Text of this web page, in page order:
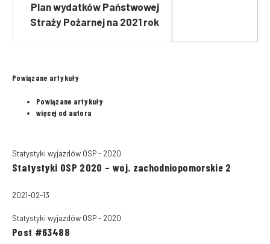
Plan wydatków Państwowej
Straży Pożarnej na 2021 rok
Powiązane artykuły
Powiązane artykuły
więcej od autora
Statystyki wyjazdów OSP - 2020
Statystyki OSP 2020 – woj. zachodniopomorskie 2
2021-02-13
Statystyki wyjazdów OSP - 2020
Post #63488